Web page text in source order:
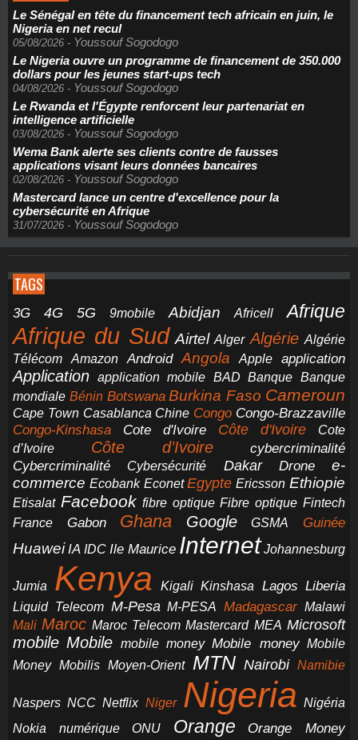
Le Sénégal en tête du financement tech africain en juin, le
Nigeria en net recul
05/08/2026 - Youssouf Sogodogo
Le Nigeria ouvre un programme de financement de 350.000
dollars pour les jeunes start-ups tech
04/08/2026 - Youssouf Sogodogo
Le Rwanda et l'Égypte renforcent leur partenariat en
intelligence artificielle
03/08/2026 - Youssouf Sogodogo
Wema Bank alerte ses clients contre de fausses
applications visant leurs données bancaires
02/08/2026 - Youssouf Sogodogo
Mastercard lance un centre d'excellence pour la
cybersécurité en Afrique
31/07/2026 - Youssouf Sogodogo
TAGS
3G 4G 5G 9mobile Abidjan Africell Afrique
Afrique du Sud Airtel Alger Algérie Algérie
Télécom
Amazon Android Angola Apple application
Application application mobile BAD Banque Banque
mondiale Bénin Botswana Burkina Faso Cameroun
Cape Town Casablanca Chine Congo Congo-Brazzaville
Congo-Kinshasa Cote d'Ivoire Côte d'Ivoire
Cote
d’Ivoire
Côte d’Ivoire
cybercriminalité
Cybercriminalité
Cybersécurité Dakar Drone
e-
commerce Ecobank Econet Egypte Ericsson Ethiopie
Etisalat Facebook fibre optique Fibre optique Fintech
France
Gabon Ghana Google GSMA Guinée
Huawei IA IDC Ile Maurice Internet Johannesburg
Jumia Kenya Kigali Kinshasa Lagos Liberia
Liquid Telecom M-Pesa M-PESA Madagascar Malawi
Mali Maroc Maroc Telecom Mastercard MEA Microsoft
mobile Mobile mobile money Mobile money Mobile
Money Mobilis Moyen-Orient MTN Nairobi Namibie
Naspers NCC Netflix Niger Nigeria Nigéria
Nokia
numérique ONU Orange Orange Money